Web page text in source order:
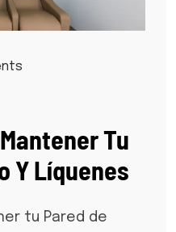
Tu
Y Líquenes
tu Pared de